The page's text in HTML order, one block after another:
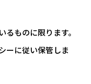
ものに限ります。
ーに従い保管しま